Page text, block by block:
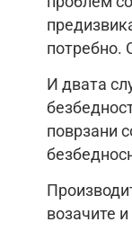
потребно.
И двата
поврзани
возачите